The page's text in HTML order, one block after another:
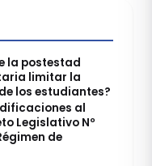
la postestad
limitar la
los estudiantes?
al
Legislativo Nº
de